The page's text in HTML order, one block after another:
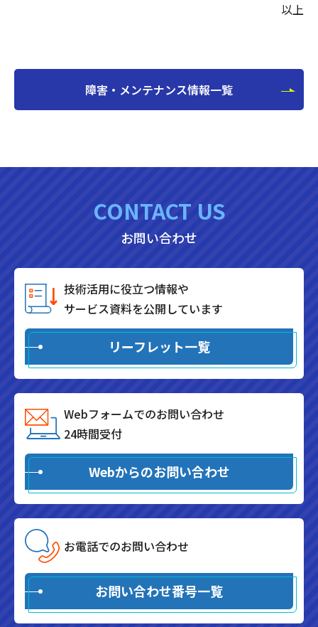
以上
障害・メンテナンス情報一覧
CONTACT US
お問い合わせ
技術活用に役立つ情報や
サービス資料を公開しています
リーフレット一覧
Webフォームでのお問い合わせ
24時間受付
Webからのお問い合わせ
お電話でのお問い合わせ
お問い合わせ番号一覧